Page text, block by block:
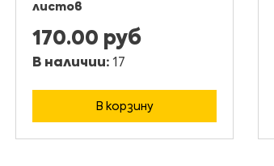
листов
170.00 руб
В наличии: 17
В корзину